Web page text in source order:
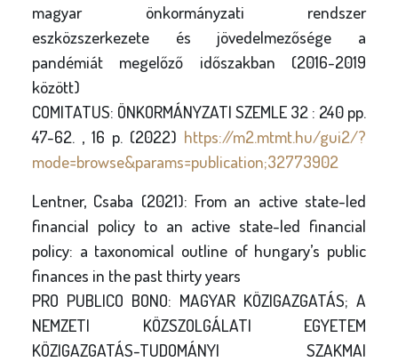
magyar önkormányzati rendszer
eszközszerkezete és jövedelmezősége a
pandémiát megelőző időszakban (2016-2019
között)
COMITATUS: ÖNKORMÁNYZATI SZEMLE 32 : 240 pp.
47-62. , 16 p. (2022) https://m2.mtmt.hu/gui2/?
mode=browse&params=publication;32773902
Lentner, Csaba (2021): From an active state-led
financial policy to an active state-led financial
policy: a taxonomical outline of hungary’s public
finances in the past thirty years
PRO PUBLICO BONO: MAGYAR KÖZIGAZGATÁS; A
NEMZETI KÖZSZOLGÁLATI EGYETEM
KÖZIGAZGATÁS-TUDOMÁNYI SZAKMAI